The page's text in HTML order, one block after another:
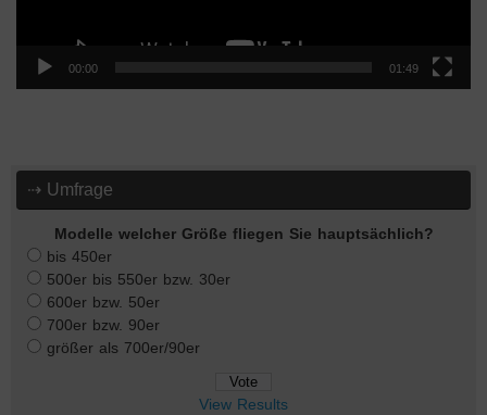
00:00 01:49
⇢ Umfrage
Modelle welcher Größe fliegen Sie hauptsächlich?
bis 450er
500er bis 550er bzw. 30er
600er bzw. 50er
700er bzw. 90er
größer als 700er/90er
View Results